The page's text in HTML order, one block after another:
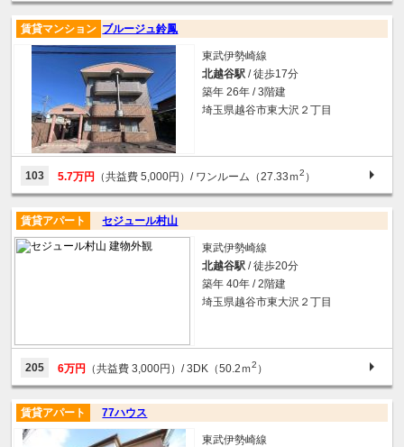
ブルージュ鈴鳳
賃貸マンション
東武伊勢崎線
北越谷駅 / 徒歩17分
築年 26年 / 3階建
埼玉県越谷市東大沢２丁目
103 5.7万円 （共益費 5,000円）/ ワンルーム（27.33ｍ2 ）
セジュール村山
賃貸アパート
東武伊勢崎線
北越谷駅 / 徒歩20分
築年 40年 / 2階建
埼玉県越谷市東大沢２丁目
205 6万円 （共益費 3,000円）/ 3DK（50.2ｍ2 ）
77ハウス
賃貸アパート
東武伊勢崎線